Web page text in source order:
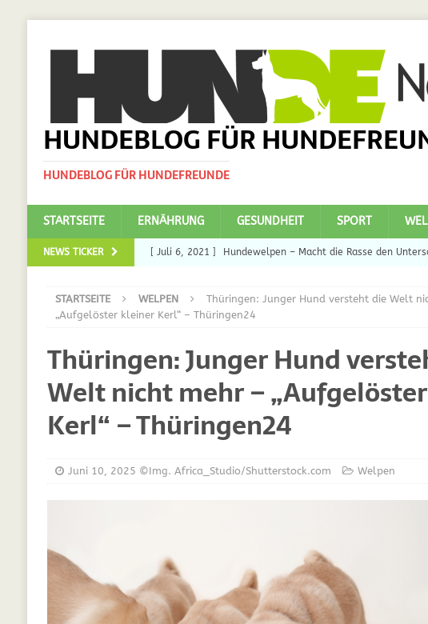
HUNDEBLOG FÜR
HUNDEBLOG FÜR HUNDEFREUNDE
STARTSEITE ERNÄHRUNG GESUNDHEIT SPORT
NEWS TICKER [ Juli 6, 2021 ] Hundewelpen – Macht die Rasse den
Ulmenride für Hunde – der Heilsbringer?
[ März 30, 2021 ] Vitamine für Hunde DIES UND DAS
[ März 19, 2021 ] Probiotika für Hunde – Der neue Trend?
[ Oktober 15, 2020 ] Was Sie sich schon immer über
[ September 19, 2019 ]
[ Februar 18, 2019 ] MCT Öl für Hunde DIES UND DAS
Wachstumskurven für Welpen und
[ Oktober 10, 2018 ] Neue Ergänzungen für Hund und
[ Juli 25, 2018 ] Hunde Nachrichten für unser
STARTSEITE WELPEN
Thüringen: Junger Hund versteht die Welt
„Aufgelöster kleiner Kerl“ – Thüringen24
Thüringen: Junger Hund
Welt nicht mehr –
Kerl“ – Thüringen24
Juni 10, 2025 ©Img. Africa_Studio/Shutterstock.com Welpen